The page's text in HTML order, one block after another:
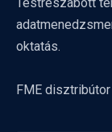
oktatás.
FME disztribútor